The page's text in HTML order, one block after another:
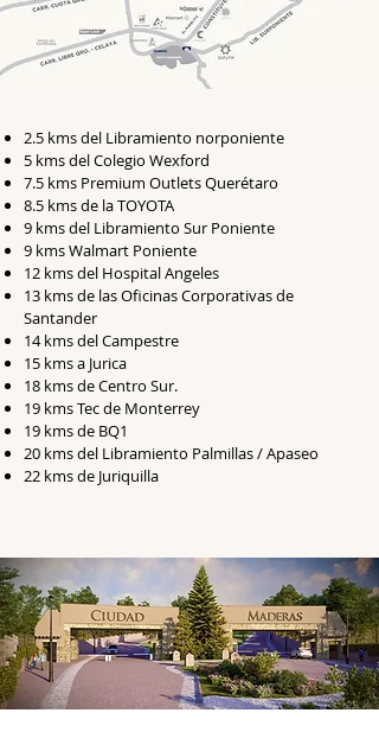
2.5 kms del Libramiento norponiente
5 kms del Colegio Wexford
7.5 kms Premium Outlets Querétaro
8.5 kms de la TOYOTA
9 kms del Libramiento Sur Poniente
9 kms Walmart Poniente
12 kms del Hospital Angeles
13 kms de las Oficinas Corporativas de
Santander
14 kms del Campestre
15 kms a Jurica
18 kms de Centro Sur.
19 kms Tec de Monterrey
19 kms de BQ1
20 kms del Libramiento Palmillas / Apaseo
22 kms de Juriquilla